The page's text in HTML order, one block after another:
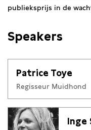
publieksprijs in de
Speakers
Patrice Toye
Regisseur Muidhond
Inge